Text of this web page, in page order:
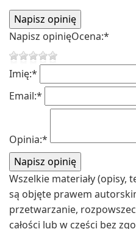
Napisz opinięOcena:*
Imię:*
Email:*
Opinia:*
Wszelkie materiały (opisy,
są objęte prawem
przetwarzanie,
całości lub w części bez